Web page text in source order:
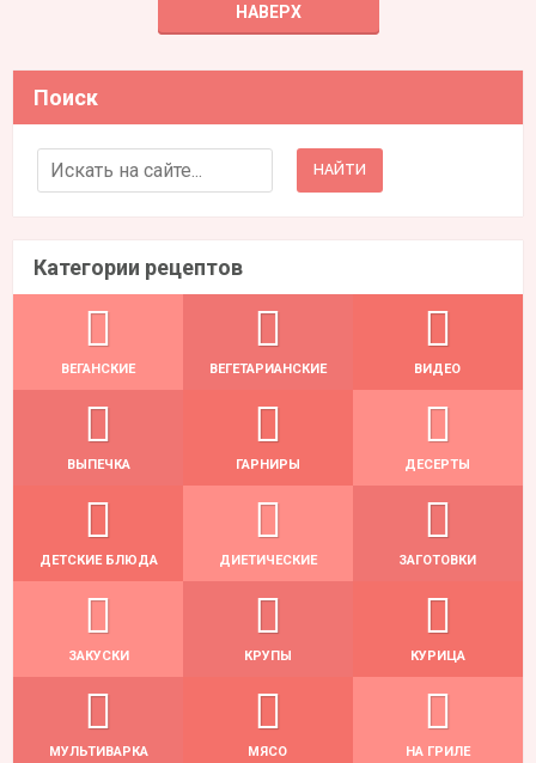
НАВЕРХ
Поиск
Search for:
Категории рецептов
ВЕГАНСКИЕ ВЕГЕТАРИАНСКИЕ ВИДЕО
ВЫПЕЧКА ГАРНИРЫ ДЕСЕРТЫ
ДЕТСКИЕ БЛЮДА ДИЕТИЧЕСКИЕ ЗАГОТОВКИ
ЗАКУСКИ КРУПЫ КУРИЦА
МУЛЬТИВАРКА МЯСО НА ГРИЛЕ